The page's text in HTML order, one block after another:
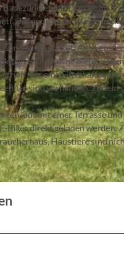
Badezimmer mit Dusche im
das andere mit zwei
ausgestattet: Alle
Die Küche bietet
eine
sind vorhanden. Zudem
lädt mit einer Terrasse
Bikes direkt geladen werden.
Haustiere sind